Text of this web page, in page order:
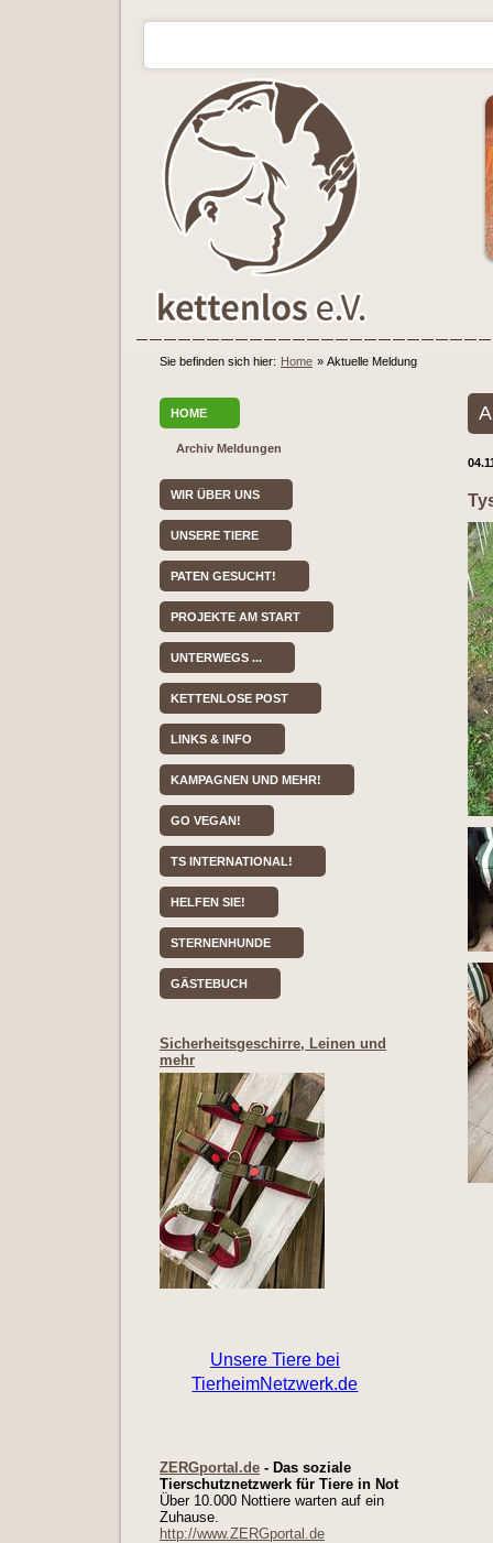
Sie befinden sich hier: Home » Aktuelle Meldung
HOME
Archiv Meldungen
WIR ÜBER UNS
UNSERE TIERE
PATEN GESUCHT!
PROJEKTE AM START
UNTERWEGS ...
KETTENLOSE POST
LINKS & INFO
KAMPAGNEN UND MEHR!
GO VEGAN!
TS INTERNATIONAL!
HELFEN SIE!
STERNENHUNDE
GÄSTEBUCH
Sicherheitsgeschirre, Leinen und
mehr
ZERGportal.de - Das soziale
Tierschutznetzwerk für Tiere in Not
Über 10.000 Nottiere warten auf ein
Zuhause.
http://www.ZERGportal.de